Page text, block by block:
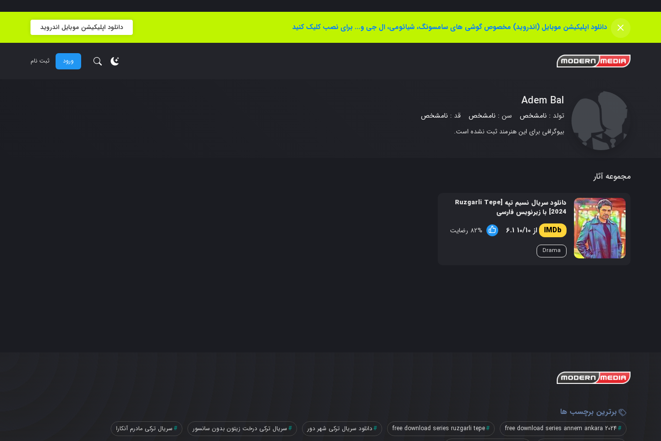
× دانلود اپلیکیشن موبایل (اندروید) مخصوص گوشی های سامسونگ، شیائومی، ال جی و... برای نصب کلیک کنید دانلود اپلیکیشن موبایل اندروید
ورود ثبت نام
Adem Bal
تولد : نامشخص سن : نامشخص قد : نامشخص
بیوگرافی برای این هنرمند ثبت نشده است.
مجموعه آثار
دانلود سریال نسیم تپه [Ruzgarli Tepe
2024] با زیرنویس فارسی
6.1 از 10/10 82% رضایت
Drama
برترین برچسب ها
free download series annem ankara 2024
free download series ruzgarli tepe دانلود سریال ترکی شهر دور سریال ترکی درخت زیتون بدون سانسور سریال ترکی مادرم آنکارا